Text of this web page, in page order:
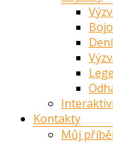
Kontakty
Můj